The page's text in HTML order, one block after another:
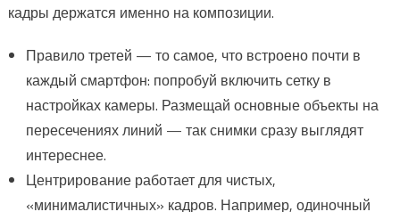
кадры держатся именно на композиции.
Правило третей — то самое, что встроено почти в
каждый смартфон: попробуй включить сетку в
настройках камеры. Размещай основные объекты на
пересечениях линий — так снимки сразу выглядят
интереснее.
Центрирование работает для чистых,
«минималистичных» кадров. Например, одиночный